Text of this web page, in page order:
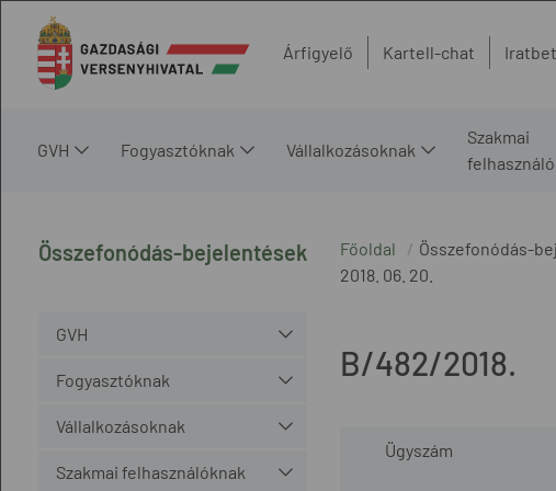
Árfigyelő Kartell-chat
GVH Fogyasztóknak Vállalkozásoknak
Szakmai
Összefonódás-bejelentések
GVH
Fogyasztóknak
Vállalkozásoknak
Szakmai felhasználóknak
Főoldal
Összefonódás-
2018. 06. 20.
B/482/2018.
Ügyszám